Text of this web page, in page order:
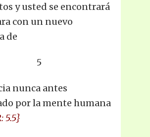
y usted se encontrará
con un nuevo
de
5
nunca antes
por la mente humana
5.5}